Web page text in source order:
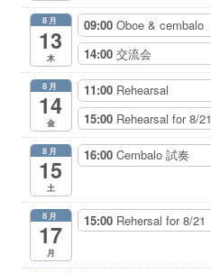
8月
13
木
09:00 Oboe & cembalo
14:00 交流会
8月
14
金
11:00 Rehearsal
15:00 Rehearsal for 8/21
8月
15
土
16:00 Cembalo 試奏
8月
17
月
15:00 Rehersal for 8/21